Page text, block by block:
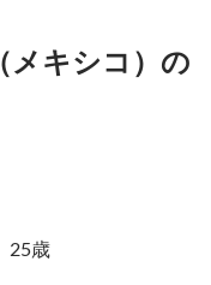
メキシコ）の
25歳